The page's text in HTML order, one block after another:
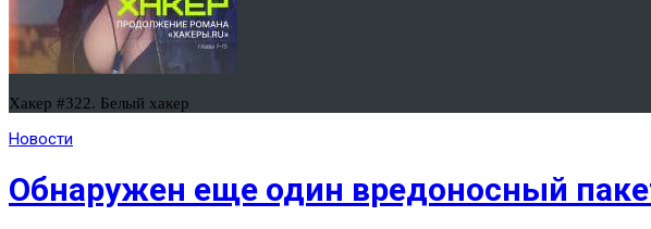
Хакер #322. Белый хакер
Новости
Обнаружен еще один вредоносный